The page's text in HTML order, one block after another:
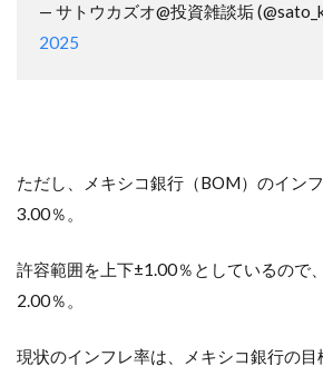
— サトウカズオ@投資雑談垢
2025
ただし、メキシコ銀行（BOM）のイン
3.00％。
許容範囲を上下±1.00％としているので
2.00％。
現状のインフレ率は、メキシコ銀行の目